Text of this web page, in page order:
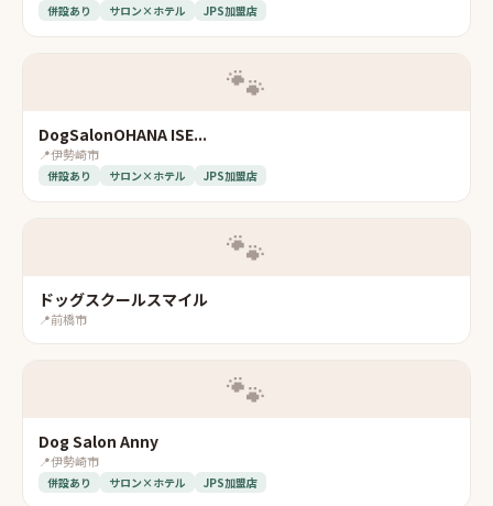
併設あり サロン×ホテル JPS加盟店
🐾
DogSalonOHANA ISE...
📍伊勢崎市
併設あり サロン×ホテル JPS加盟店
🐾
ドッグスクールスマイル
📍前橋市
🐾
Dog Salon Anny
📍伊勢崎市
併設あり サロン×ホテル JPS加盟店